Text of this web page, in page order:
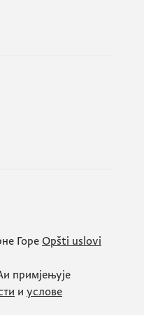
Горе Opšti uslovi
и примјењује
и услове